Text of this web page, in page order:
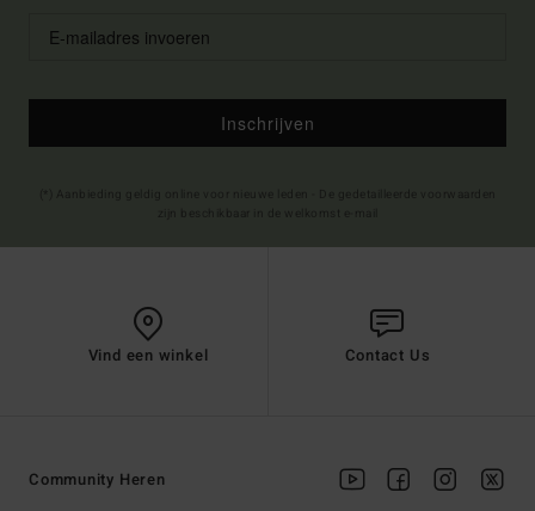
Inschrijven
Vind een winkel Contact Us
Community Heren